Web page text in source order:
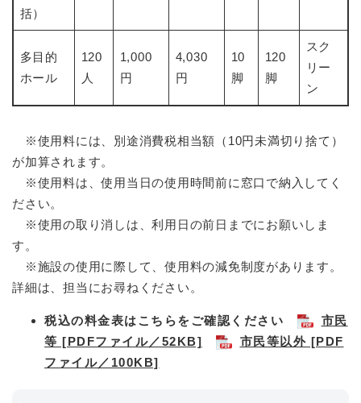
括）
多目的
ホール
120
人
1,000
円
4,030
円
10
脚
120
脚
スク
リー
ン
※使用料には、別途消費税相当額（10円未満切り捨て）
が加算されます。
※使用料は、使用当日の使用時間前に窓口で納入してく
ださい。
※使用の取り消しは、利用日の前日までにお願いしま
す。
※施設の使用に際して、使用料の減免制度があります。
詳細は、担当にお尋ねください。
税込の料金表はこちらをご確認ください
市民
等 [PDFファイル／52KB]
市民等以外 [PDF
ファイル／100KB]